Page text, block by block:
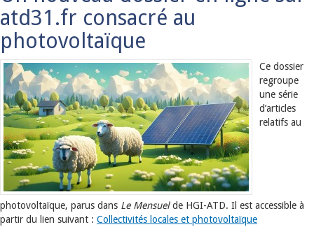
atd31.fr consacré au
photovoltaïque
Ce dossier
regroupe
une série
d’articles
relatifs au
photovoltaïque, parus dans Le Mensuelde HGI-ATD. Il est accessible à
partir du lien suivant : Collectivités locales et photovoltaïque